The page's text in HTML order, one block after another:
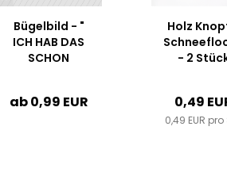
Bügelbild - "
ICH HAB DAS
SCHON
ab 0,99 EUR
Holz
- 2
0,49
0,49 EUR pro